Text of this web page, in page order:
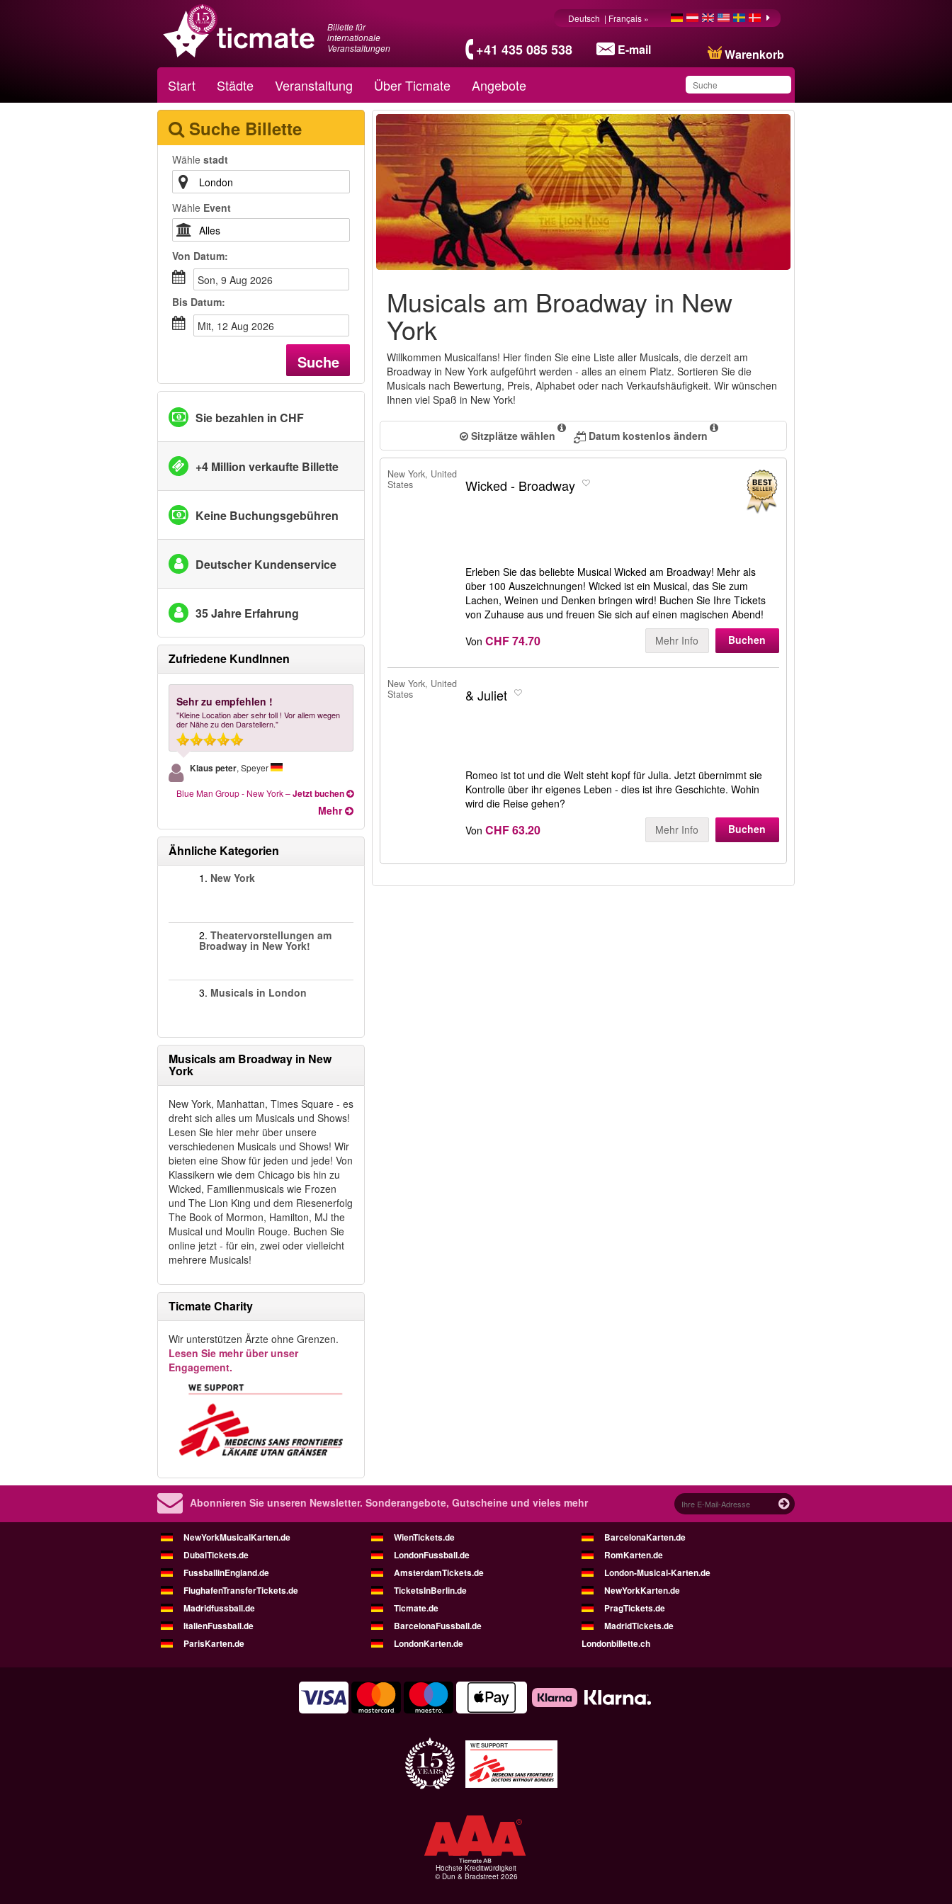
Billette für
internationale
Veranstaltungen
+41 435 085 538 E-mail Warenkorb
Deutsch | Français »
Start Städte Veranstaltung Über Ticmate Angebote
Sie haben dieses
Produkt in Ihrer Liste
gespeichert
Suche Billette
Wähle stadt
Wähle Event
Von Datum:
Son, 9 Aug 2026
Bis Datum:
Mit, 12 Aug 2026
Suche
Sie bezahlen in CHF
+4 Million verkaufte Billette
Keine Buchungsgebühren
Deutscher Kundenservice
35 Jahre Erfahrung
Zufriedene KundInnen
Sehr zu empfehlen !
"Kleine Location aber sehr toll ! Vor allem wegen
der Nähe zu den Darstellern."
Klaus peter, Speyer
Blue Man Group - New York–Jetzt buchen
Mehr
Ähnliche Kategorien
1. New York
2. Theatervorstellungen am
Broadway in New York!
3. Musicals in London
Musicals am Broadway in New
York
New York, Manhattan, Times Square - es
dreht sich alles um Musicals und Shows!
Lesen Sie hier mehr über unsere
verschiedenen Musicals und Shows! Wir
bieten eine Show für jeden und jede! Von
Klassikern wie dem Chicago bis hin zu
Wicked, Familienmusicals wie Frozen
und The Lion King und dem Riesenerfolg
The Book of Mormon, Hamilton, MJ the
Musical und Moulin Rouge. Buchen Sie
online jetzt - für ein, zwei oder vielleicht
mehrere Musicals!
Ticmate Charity
Wir unterstützen Ärzte ohne Grenzen.
Lesen Sie mehr über unser
Engagement.
Musicals am Broadway in New
York
Willkommen Musicalfans! Hier finden Sie eine Liste aller Musicals, die derzeit am
Broadway in New York aufgeführt werden - alles an einem Platz. Sortieren Sie die
Musicals nach Bewertung, Preis, Alphabet oder nach Verkaufshäufigkeit. Wir wünschen
Ihnen viel Spaß in New York!
Sitzplätze wählen Datum kostenlos ändern
New York, United
States
Wicked - Broadway
Erleben Sie das beliebte Musical Wicked am Broadway! Mehr als
über 100 Auszeichnungen! Wicked ist ein Musical, das Sie zum
Lachen, Weinen und Denken bringen wird! Buchen Sie Ihre Tickets
von Zuhause aus und freuen Sie sich auf einen magischen Abend!
Von CHF 74.70 Mehr Info Buchen
New York, United
States
& Juliet
Romeo ist tot und die Welt steht kopf für Julia. Jetzt übernimmt sie
Kontrolle über ihr eigenes Leben - dies ist ihre Geschichte. Wohin
wird die Reise gehen?
Von CHF 63.20 Mehr Info Buchen
Abonnieren Sie unseren Newsletter. Sonderangebote, Gutscheine und vieles mehr
NewYorkMusicalKarten.de WienTickets.de
BarcelonaKarten.de
DubaiTickets.de
LondonFussball.de
RomKarten.de
FussballinEngland.de
AmsterdamTickets.de
London-Musical-Karten.de
FlughafenTransferTickets.de
TicketsInBerlin.de
NewYorkKarten.de
Madridfussball.de
Ticmate.de
PragTickets.de
ItalienFussball.de
BarcelonaFussball.de
MadridTickets.de
ParisKarten.de
LondonKarten.de Londonbillette.ch
WE SUPPORT
Höchste Kreditwürdigkeit
© Dun & Bradstreet 2026